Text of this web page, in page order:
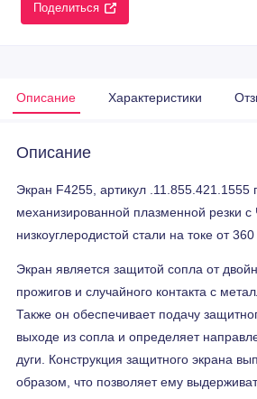
Поделиться
Описание Характеристики
Описание
Экран F4255, артикул .11.855.421.1555
механизированной плазменной резки
низкоуглеродистой стали на токе от
Экран является защитой сопла от
прожигов и случайного контакта с
Также он обеспечивает подачу
выходе из сопла и определяет
дуги. Конструкция защитного экрана
образом, что позволяет ему